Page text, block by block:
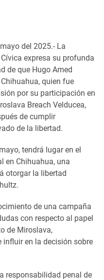
del 2025.- La
expresa su profunda
de que Hugo Amed
quien fue
por su participación en
Breach Velducea,
de cumplir
de la libertad.
tendrá lugar en el
en Chihuahua, una
otorgar la libertad
de una campaña
con respecto al papel
de Miroslava,
influir en la decisión sobre
responsabilidad penal de